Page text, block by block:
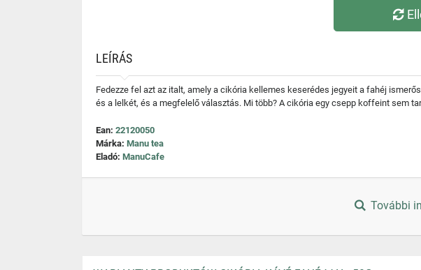
LEÍRÁS
Fedezze fel azt az italt, amely a cikória kellemes keserédes jegyeit a fahéj
és a lelkét, és a megfelelő választás. Mi több? A cikória egy csepp koffeint sem
Ean: 22120050
Márka: Manu tea
Eladó: ManuCafe
További